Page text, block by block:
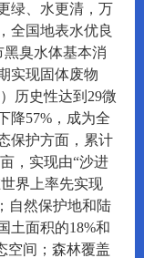
绿、水更清，万
全国地表水优良
黑臭水体基本消
实现固体废物
）历史性达到29微
降57%，成为全
保护方面，累计
，实现由“沙进
界上率先实现
自然保护地和陆
土面积的18%和
空间；森林覆盖